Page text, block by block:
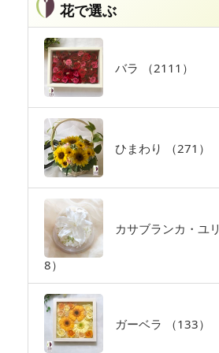
花で選ぶ
バラ （2111）
ひまわり （271）
カサブランカ・ユリ
8）
ガーベラ （133）